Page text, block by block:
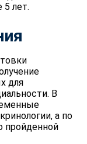
5 лет.
для
В
а по
пройденной